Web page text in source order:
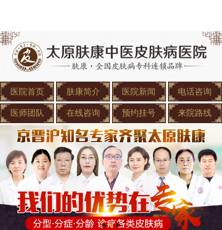
医院首页 肤康简介 医院新闻 电话咨询
医师团队 在线咨询 预约挂号 来院路线